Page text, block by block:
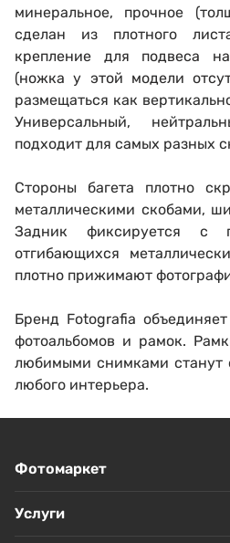
ПОПУЛЯРНЫЕ ГОРОДА
минеральное, прочное
сделан из плотного
крепление для подвеса
(ножка у этой модели
размещаться как
Универсальный,
подходит для самых разных
Стороны багета плотно
металлическими скобами,
Задник фиксируется с
отгибающихся
плотно прижимают
Бренд Fotografia
фотоальбомов и рамок.
любимыми снимками станут
любого интерьера.
Фотомаркет
Услуги